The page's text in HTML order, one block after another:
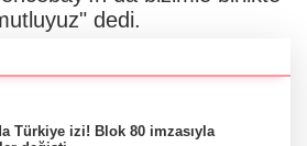
dedi.
Türkiye izi! Blok 80 imzasıyla